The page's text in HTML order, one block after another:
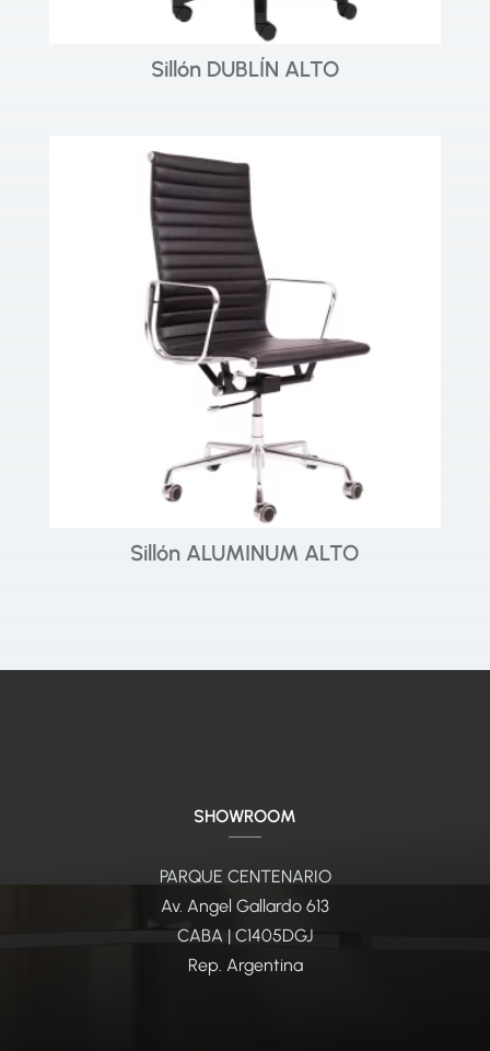
Sillón DUBLÍN ALTO
Sillón ALUMINUM ALTO
SHOWROOM
PARQUE CENTENARIO
Av. Angel Gallardo 613
CABA | C1405DGJ
Rep. Argentina